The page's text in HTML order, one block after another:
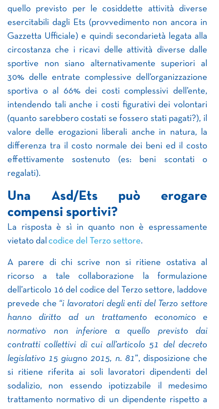
quello previsto per le cosiddette attività diverse
esercitabili dagli Ets (provvedimento non ancora in
Gazzetta Ufficiale) e quindi secondarietà legata alla
circostanza che i ricavi delle attività diverse dalle
sportive non siano alternativamente superiori al
30% delle entrate complessive dell’organizzazione
sportiva o al 66% dei costi complessivi dell’ente,
intendendo tali anche i costi figurativi dei volontari
(quanto sarebbero costati se fossero stati pagati?), il
valore delle erogazioni liberali anche in natura, la
differenza tra il costo normale dei beni ed il costo
effettivamente sostenuto (es: beni scontati o
regalati).
Una Asd/Ets può erogare
compensi sportivi?
La risposta è sì in quanto non è espressamente
vietato dal codice del Terzo settore.
A parere di chi scrive non si ritiene ostativa al
ricorso a tale collaborazione la formulazione
dell’articolo 16 del codice del Terzo settore, laddove
prevede che “i lavoratori degli enti del Terzo settore
hanno diritto ad un trattamento economico e
normativo non inferiore a quello previsto dai
contratti collettivi di cui all’articolo 51 del decreto
legislativo 15 giugno 2015, n. 81”, disposizione che
si ritiene riferita ai soli lavoratori dipendenti del
sodalizio, non essendo ipotizzabile il medesimo
trattamento normativo di un dipendente rispetto a